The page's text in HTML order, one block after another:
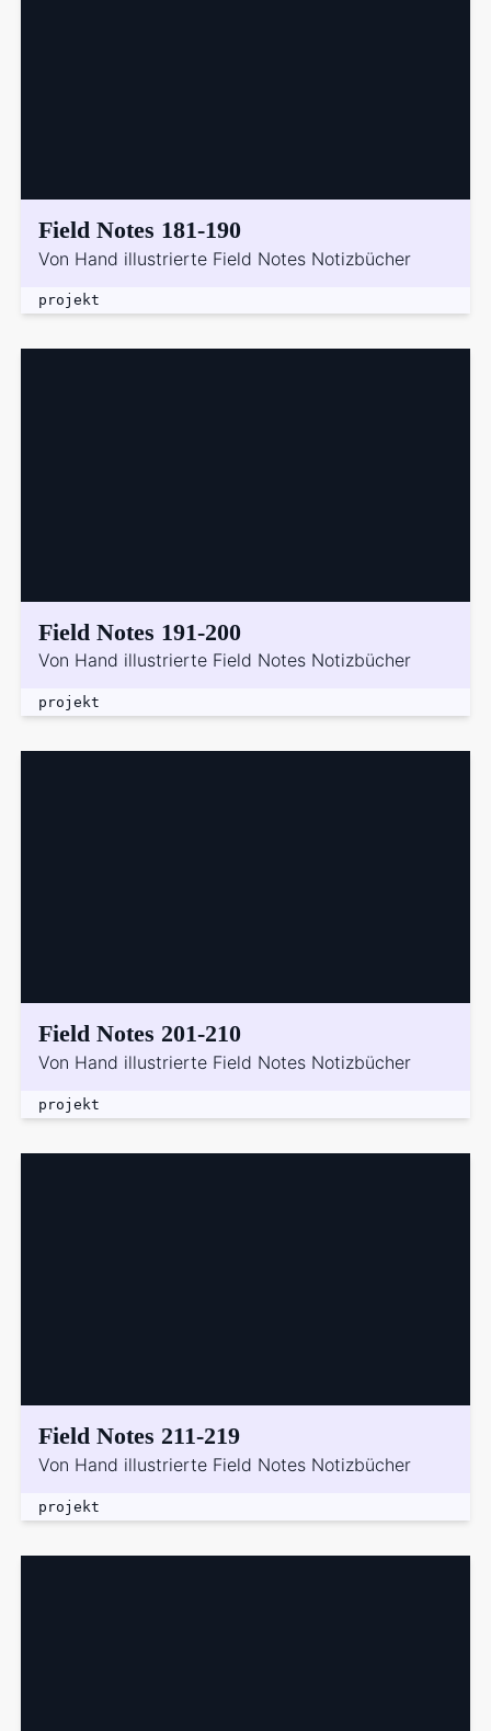
Field Notes 181-190
Von Hand illustrierte Field Notes Notizbücher
projekt
Field Notes 191-200
Von Hand illustrierte Field Notes Notizbücher
projekt
Field Notes 201-210
Von Hand illustrierte Field Notes Notizbücher
projekt
Field Notes 211-219
Von Hand illustrierte Field Notes Notizbücher
projekt